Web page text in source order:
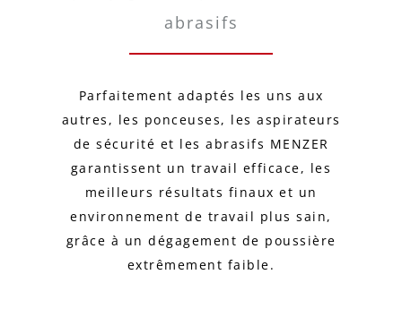
abrasifs
Parfaitement adaptés les uns aux
autres, les ponceuses, les aspirateurs
de sécurité et les abrasifs MENZER
garantissent un travail efficace, les
meilleurs résultats finaux et un
environnement de travail plus sain,
grâce à un dégagement de poussière
extrêmement faible.